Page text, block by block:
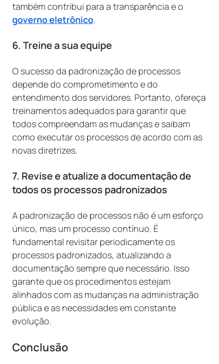
também contribui para a transparência e o
governo eletrônico.
6. Treine a sua equipe
O sucesso da padronização de processos
depende do comprometimento e do
entendimento dos servidores. Portanto, ofereça
treinamentos adequados para garantir que
todos compreendam as mudanças e saibam
como executar os processos de acordo com as
novas diretrizes.
7. Revise e atualize a documentação de
todos os processos padronizados
A padronização de processos não é um esforço
único, mas um processo contínuo. É
fundamental revisitar periodicamente os
processos padronizados, atualizando a
documentação sempre que necessário. Isso
garante que os procedimentos estejam
alinhados com as mudanças na administração
pública e as necessidades em constante
evolução.
Conclusão